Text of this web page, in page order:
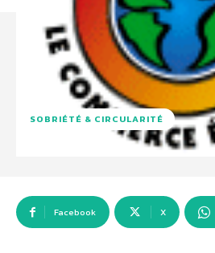
SOBRIÉTÉ & CIRCULARITÉ
Facebook X